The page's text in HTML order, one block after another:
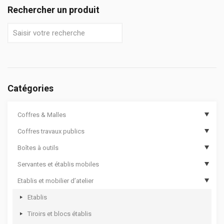
Rechercher un produit
Catégories
Coffres & Malles
Coffres de chantier
Options de coffres de chantier
Malles cantines
Coffres aluminium
Coffres rotomoulés
Coffres travaux publics
Coffres de travaux publics
Coffres de travaux publics sécurisés
Boîtes à outils
Boîtes à outils compartimentées
Boîtes à outils
Sacs à outils
Bac de transport pour outillage
Servantes et établis mobiles
Servantes d’atelier 12000
Servantes d’atelier 8000
Servantes d’atelier 7000
Etablis et mobilier d’atelier
Etablis
Tiroirs et blocs établis